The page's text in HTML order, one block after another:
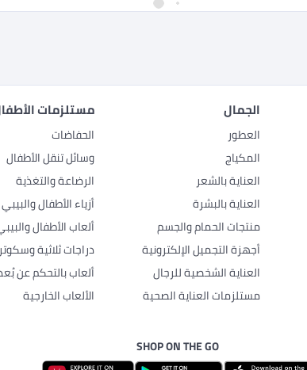
الجمال
العطور
المكياج
العناية بالشعر
العناية بالبشرة
منتجات الحمام والجسم
أجهزة التجميل الإلكترونية
العناية الشخصية للرجال
مستلزمات العناية الصحية
مستلزمات
الحفاضات
وسائل تنقل الأطفال
الرضاعة والتغذية
أزياء الأطفال والبيبي
ألعاب الأطفال
دراجات ثلاثية
ألعاب بالتحكم عن
الألعاب الخارجية
SHOP ON THE GO